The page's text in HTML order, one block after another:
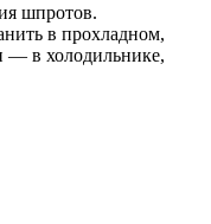
шпротов.
в прохладном,
— в холодильнике,